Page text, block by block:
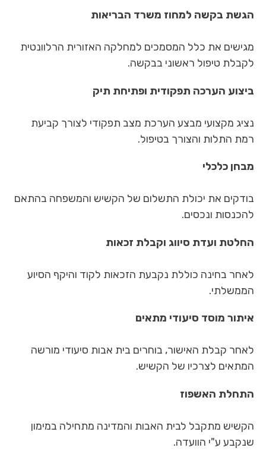
הגשת בקשה למחוז משרד הבריאות
מגישים את כלל המסמכים למחלקה האזורית הרלוונטית
לקבלת טיפול ראשוני בבקשה.
ביצוע הערכה תפקודית ופתיחת תיק
נציג מקצועי מבצע הערכת מצב תפקודי לצורך קביעת
רמת התלות והצורך בטיפול.
מבחן כלכלי
בודקים את יכולת התשלום של הקשיש והמשפחה בהתאם
להכנסות ונכסים.
החלטת ועדת סיווג וקבלת זכאות
לאחר בחינה כוללת נקבעת הזכאות לקוד והיקף הסיוע
הממשלתי.
איתור מוסד סיעודי מתאים
לאחר קבלת האישור, בוחרים בית אבות סיעודי מורשה
המתאים לצרכיו של הקשיש.
התחלת האשפוז
הקשיש מתקבל לבית האבות והמדינה מתחילה במימון
שנקבע ע"י הוועדה.